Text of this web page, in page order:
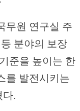
무원 연구실 주
분야의 보장
준을 높이는 한
를 발전시키는
다.